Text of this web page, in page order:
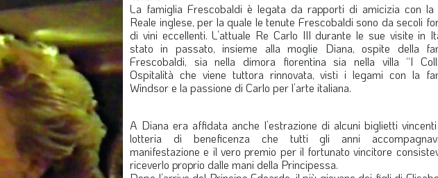
La famiglia Frescobaldi è legata da rapporti di amicizia con la
Reale inglese, per la quale le tenute Frescobaldi sono da secoli
di vini eccellenti. L’attuale Re Carlo III durante le sue visite in
stato in passato, insieme alla moglie Diana, ospite della
Frescobaldi, sia nella dimora fiorentina sia nella villa “I
Ospitalità che viene tuttora rinnovata, visti i legami con la
Windsor e la passione di Carlo per l’arte italiana.
A Diana era affidata anche l’estrazione di alcuni biglietti
lotteria di beneficenza che tutti gli anni
manifestazione e il vero premio per il fortunato vincitore
riceverlo proprio dalle mani della Principessa.